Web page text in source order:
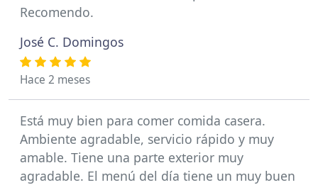
Recomendo.
José C. Domingos
Hace 2 meses
Está muy bien para comer comida casera.
Ambiente agradable, servicio rápido y muy
amable. Tiene una parte exterior muy
agradable. El menú del día tiene un muy buen